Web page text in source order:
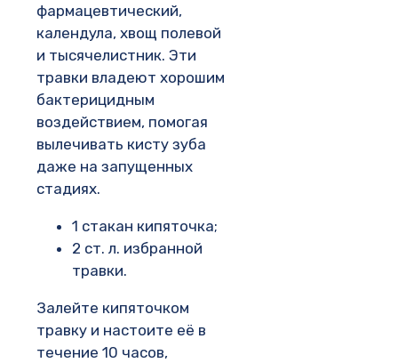
фармацевтический,
календула, хвощ полевой
и тысячелистник. Эти
травки владеют хорошим
бактерицидным
воздействием, помогая
вылечивать кисту зуба
даже на запущенных
стадиях.
1 стакан кипяточка;
2 ст. л. избранной
травки.
Залейте кипяточком
травку и настоите её в
течение 10 часов,